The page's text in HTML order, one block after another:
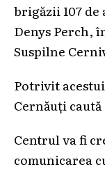
brigăzii 107
Denys Perch,
Suspilne
Potrivit
Cernăuți
Centrul va fi
comunicarea